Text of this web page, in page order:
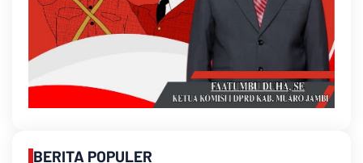
BERITA POPULER